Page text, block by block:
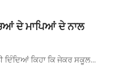
ਦੇ ਮਾਪਿਆਂ ਦੇ ਨਾਲ
ਦਿੰਦਿਆਂ ਕਿਹਾ ਕਿ ਜੇਕਰ ਸਕੂਲ…